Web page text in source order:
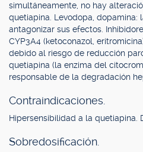
simultáneamente, no hay
quetiapina. Levodopa, dopamina:
antagonizar sus efectos.
CYP3A4 (ketoconazol,
debido al riesgo de reducción
quetiapina (la enzima del
responsable de la degradación
Contraindicaciones.
Hipersensibilidad a la quetiapina.
Sobredosificación.